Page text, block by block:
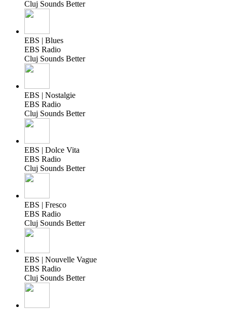
Cluj Sounds Better
EBS | Blues
EBS Radio
Cluj Sounds Better
EBS | Nostalgie
EBS Radio
Cluj Sounds Better
EBS | Dolce Vita
EBS Radio
Cluj Sounds Better
EBS | Fresco
EBS Radio
Cluj Sounds Better
EBS | Nouvelle Vague
EBS Radio
Cluj Sounds Better